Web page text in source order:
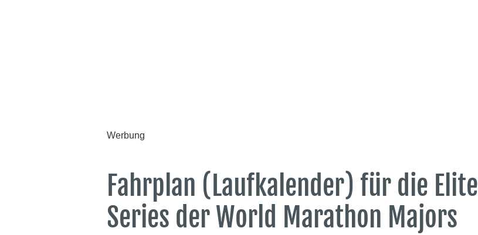
Werbung
Fahrplan (Laufkalender) für die Elite
Series der World Marathon Majors